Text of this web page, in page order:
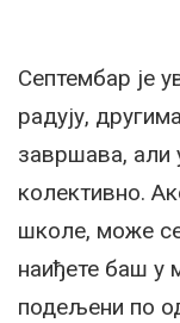
Септембар је
радују,
завршава, али
колективно.
школе, може
наиђете баш у
подељени по